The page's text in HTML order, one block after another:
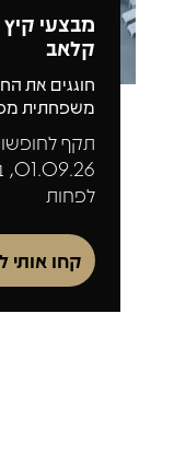
מבצעי קיץ
קלאב
חוגגים את
משפחתית
לפחות
קחו אותי